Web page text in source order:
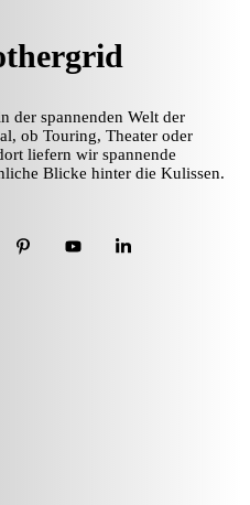
der spannenden Welt der
ob Touring, Theater oder
liefern wir spannende
Blicke hinter die Kulissen.